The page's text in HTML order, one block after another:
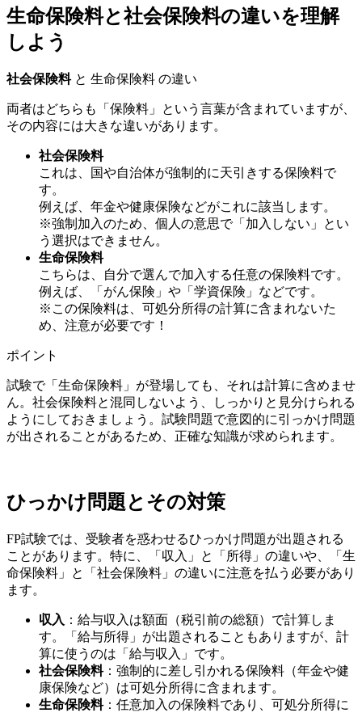
生命保険料と社会保険料の違いを理解
しよう
社会保険料と 生命保険料 の違い
両者はどちらも「保険料」という言葉が含まれていますが、
その内容には大きな違いがあります。
社会保険料
これは、国や自治体が強制的に天引きする保険料で
す。
例えば、年金や健康保険などがこれに該当します。
※強制加入のため、個人の意思で「加入しない」とい
う選択はできません。
生命保険料
こちらは、自分で選んで加入する任意の保険料です。
例えば、「がん保険」や「学資保険」などです。
※この保険料は、可処分所得の計算に含まれないた
め、注意が必要です！
ポイント
試験で「生命保険料」が登場しても、それは計算に含めませ
ん。社会保険料と混同しないよう、しっかりと見分けられる
ようにしておきましょう。試験問題で意図的に引っかけ問題
が出されることがあるため、正確な知識が求められます。
ひっかけ問題とその対策
FP試験では、受験者を惑わせるひっかけ問題が出題される
ことがあります。特に、「収入」と「所得」の違いや、「生
命保険料」と「社会保険料」の違いに注意を払う必要があり
ます。
収入 ：給与収入は額面（税引前の総額）で計算しま
す。「給与所得」が出題されることもありますが、計
算に使うのは「給与収入」です。
社会保険料：強制的に差し引かれる保険料（年金や健
康保険など）は可処分所得に含まれます。
生命保険料：任意加入の保険料であり、可処分所得に